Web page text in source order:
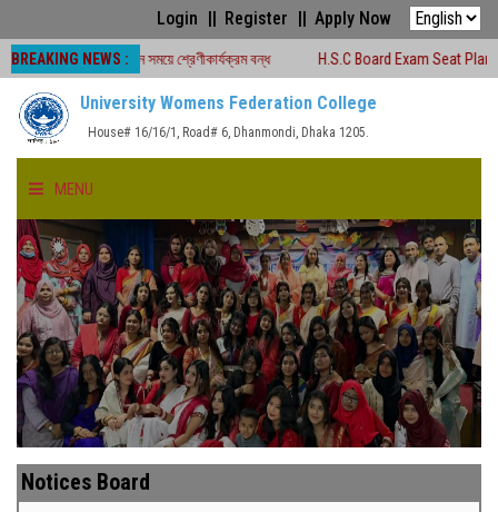
Login Register Apply Now
BREAKING NEWS :
চলাকালীন সময়ে শ্রেণীকার্যক্রম বন্ধ H.S.C Board Exam Seat Plan ( TEJGAON
University Womens Federation College
House# 16/16/1, Road# 6, Dhanmondi, Dhaka 1205.
MENU
HOME
ABOUT US
FACULTIES
ACADEMICS
GALLERY
Notices Board